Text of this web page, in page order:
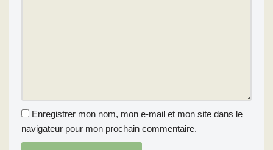
Enregistrer mon nom, mon e-mail et mon site dans le
navigateur pour mon prochain commentaire.